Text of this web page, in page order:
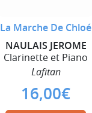
La Marche De Chloé
NAULAIS JEROME
Clarinette et Piano
Lafitan
16,00€